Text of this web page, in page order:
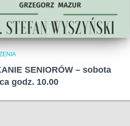
SENIORÓW – sobota
godz. 10.00